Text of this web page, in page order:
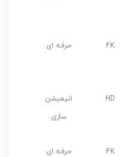
4K حرفه ای
HD
انیمیشن
سازی
4K حرفه ای